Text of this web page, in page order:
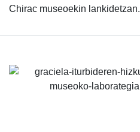
Chirac museoekin lankidetzan.